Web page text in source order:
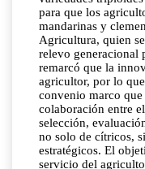
para que los
mandarinas y
Agricultura, quien
relevo generacional
remarcó que la
agricultor, por lo
convenio marco que
colaboración entre
selección,
no solo de cítricos,
estratégicos. El
servicio del